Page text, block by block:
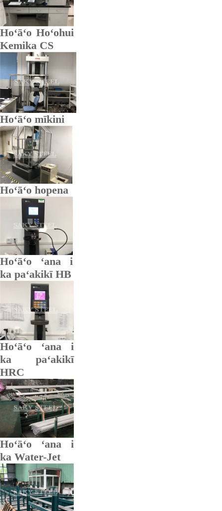
Hoʻāʻo Hoʻohui
Kemika CS
Hoʻāʻo mīkini
Hoʻāʻo hopena
Hoʻāʻo ʻana i
ka paʻakikī HB
Hoʻāʻo ʻana i
ka paʻakikī
HRC
Hoʻāʻo ʻana i
ka Water-Jet